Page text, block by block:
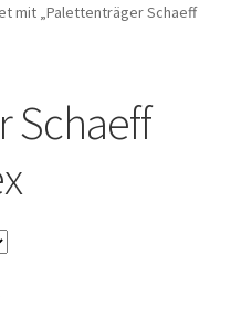
mit „Palettenträger Schaeff
Schaeff